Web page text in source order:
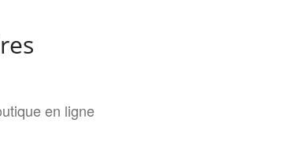
en ligne